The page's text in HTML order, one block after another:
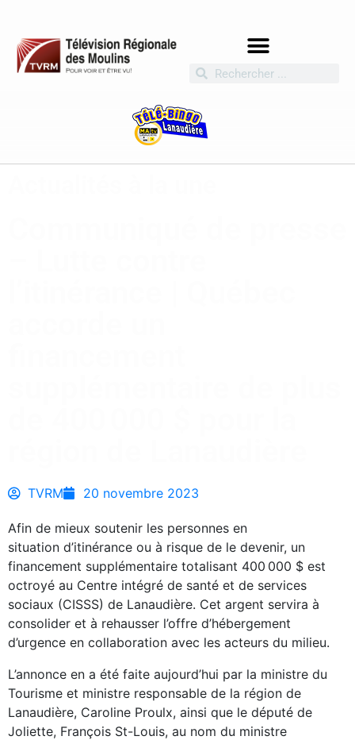
TVRM 20 novembre 2023
Afin de mieux soutenir les personnes en
situation d’itinérance ou à risque de le devenir, un
financement supplémentaire totalisant 400 000 $ est
octroyé au Centre intégré de santé et de services
sociaux (CISSS) de Lanaudière. Cet argent servira à
consolider et à rehausser l’offre d’hébergement
d’urgence en collaboration avec les acteurs du milieu.
L’annonce en a été faite aujourd’hui par la ministre du
Tourisme et ministre responsable de la région de
Lanaudière, Caroline Proulx, ainsi que le député de
Joliette, François St-Louis, au nom du ministre